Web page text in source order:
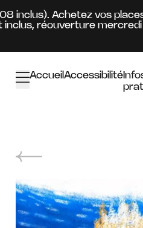
inclus). Achetez vos
réouverture mercredi
AccueilAccessibilité